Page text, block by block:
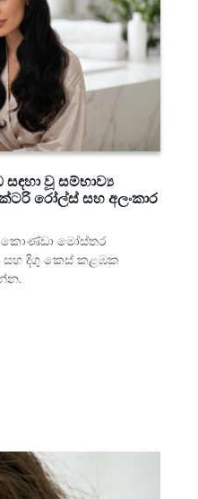
වූ සම්භාව්‍ය
රෝල්ස් සහ අලංකාර
කොණ්ඩා මෝස්තර
සහ දිගු කෙස් කළඹක